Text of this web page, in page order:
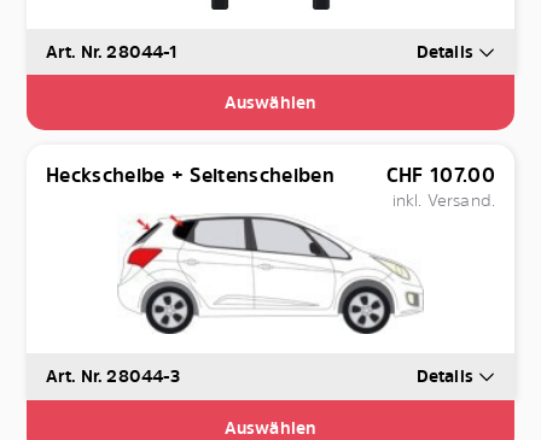
Art. Nr. 28044-1 Details
Auswählen
Heckscheibe + Seitenscheiben CHF 107.00
inkl. Versand.
Art. Nr. 28044-3 Details
Auswählen